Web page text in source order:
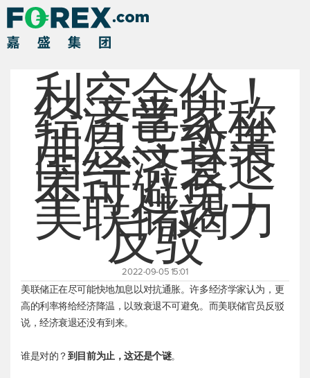
利空金价！
经济学家称
加息导致美
国经济衰退
不可避免，
美联储竭力
反驳
2022-09-05 15:01
美联储正在尽可能快地加息以对抗通胀。许多经济学家认为，更
高的利率将给经济降温，以致衰退不可避免。而美联储官员反驳
说，经济衰退还没有到来。
谁是对的？到目前为止，这还是个谜。